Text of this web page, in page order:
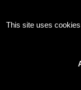
This site uses